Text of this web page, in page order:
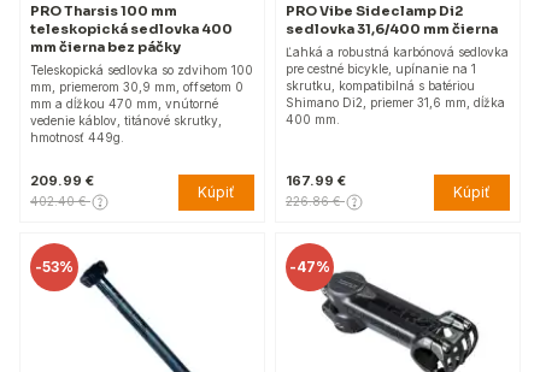
PRO Tharsis 100 mm
teleskopická sedlovka 400
mm čierna bez páčky
Teleskopická sedlovka so zdvihom 100
mm, priemerom 30,9 mm, offsetom 0
mm a dĺžkou 470 mm, vnútorné
vedenie káblov, titánové skrutky,
hmotnosť 449g.
209.99 €
402.40 € Kúpiť
PRO Vibe Sideclamp Di2
sedlovka 31,6/400 mm čierna
Ľahká a robustná karbónová sedlovka
pre cestné bicykle, upínanie na 1
skrutku, kompatibilná s batériou
Shimano Di2, priemer 31,6 mm, dĺžka
400 mm.
167.99 €
226.86 € Kúpiť
-53% -47%